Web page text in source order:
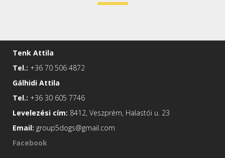
Tenk Attila
Tel.: +36 70 506 4872
Gálhidi Attila
Tel.: +36 30 605 7746
Levelezési cím: 8412, Veszprém, Halastói u. 23
Email: group5dogs@gmail.com
Facebook